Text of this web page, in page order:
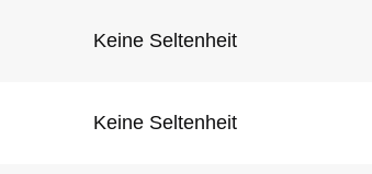
Keine Seltenheit
Keine Seltenheit